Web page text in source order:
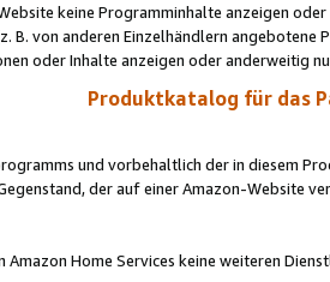
keine Programminhalte anzeigen
B. von anderen Einzelhändlern
oder Inhalte anzeigen oder anderweitig
Produktkatalog für das
und vorbehaltlich der in diesem
der auf einer Amazon-Website
Amazon Home Services keine weiteren